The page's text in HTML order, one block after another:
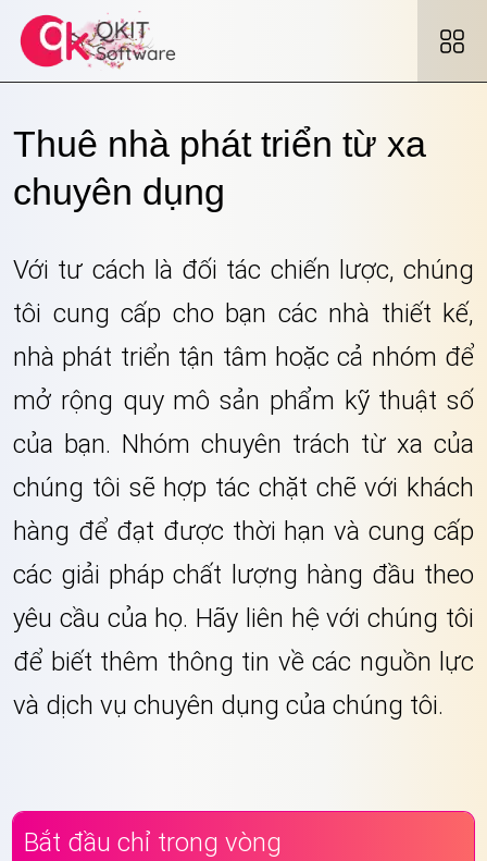
Thuê nhà phát triển từ xa
chuyên dụng
Với tư cách là đối tác chiến lược, chúng
tôi cung cấp cho bạn các nhà thiết kế,
nhà phát triển tận tâm hoặc cả nhóm để
mở rộng quy mô sản phẩm kỹ thuật số
của bạn. Nhóm chuyên trách từ xa của
chúng tôi sẽ hợp tác chặt chẽ với khách
hàng để đạt được thời hạn và cung cấp
các giải pháp chất lượng hàng đầu theo
yêu cầu của họ. Hãy liên hệ với chúng tôi
để biết thêm thông tin về các nguồn lực
và dịch vụ chuyên dụng của chúng tôi.
Bắt đầu chỉ trong vòng